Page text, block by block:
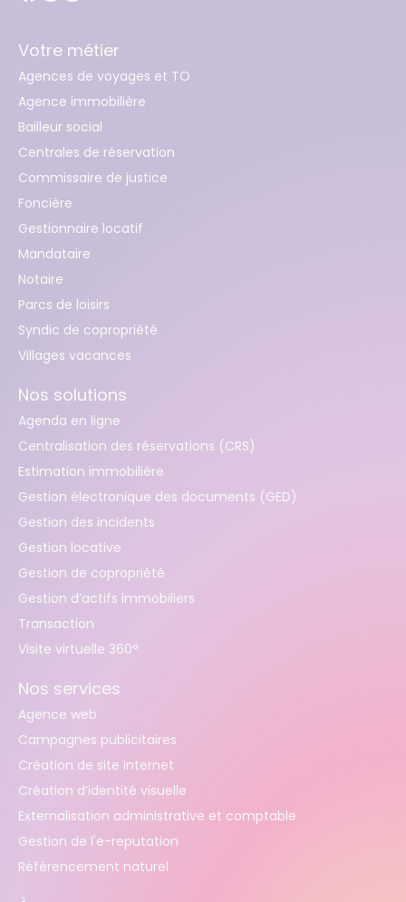
Votre métier
Agences de voyages et TO
Agence immobilière
Bailleur social
Centrales de réservation
Commissaire de justice
Foncière
Gestionnaire locatif
Mandataire
Notaire
Parcs de loisirs
Syndic de copropriété
Villages vacances
Nos solutions
Agenda en ligne
Centralisation des réservations (CRS)
Estimation immobilière
Gestion électronique des documents (GED)
Gestion des incidents
Gestion locative
Gestion de copropriété
Gestion d’actifs immobiliers
Transaction
Visite virtuelle 360°
Nos services
Agence web
Campagnes publicitaires
Création de site internet
Création d’identité visuelle
Externalisation administrative et comptable
Gestion de l'e-reputation
Référencement naturel